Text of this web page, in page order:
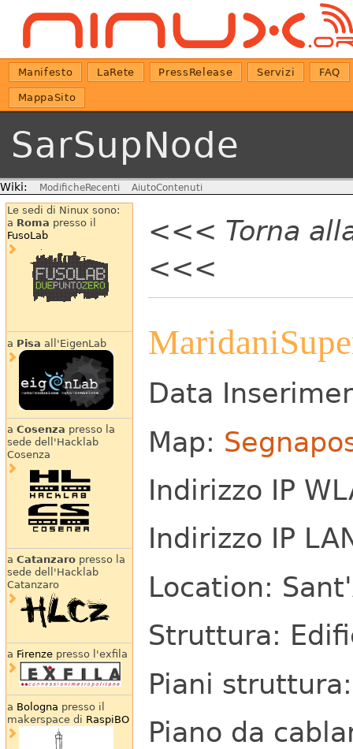
Manifesto LaRete PressRelease Servizi FAQ
MappaSito
SarSupNode
Wiki: ModificheRecenti AiutoContenuti
Le sedi di Ninux sono:
a Roma presso il
FusoLab
a Pisa all'EigenLab
a Cosenza presso la
sede dell'Hacklab
Cosenza
a Catanzaropresso la
sede dell'Hacklab
Catanzaro
a Firenzepresso l'exfila
a Bologna presso il
makerspace di RaspiBO
<<< Torna
<<<
Data
Map:
Indirizzo IP
Indirizzo IP
Location:
Struttura:
Piani
Piano da